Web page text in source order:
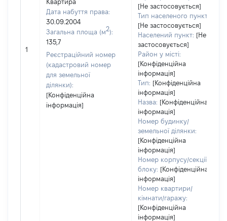
1
Квартира
Дата набуття права:
30.09.2004
Загальна площа (м2):
135,7
Реєстраційний номер
(кадастровий номер
для земельної
ділянки):
[Конфіденційна
інформація]
[Не застосовується]
Тип населеного пункту:
[Не застосовується]
Населений пункт: [Не
застосовується]
Район у місті:
[Конфіденційна
інформація]
Тип: [Конфіденційна
інформація]
Назва: [Конфіденційна
інформація]
Номер будинку/
земельної ділянки:
[Конфіденційна
інформація]
Номер корпусу/секції/
блоку: [Конфіденційна
інформація]
Номер квартири/
кімнати/гаражу:
[Конфіденційна
інформація]